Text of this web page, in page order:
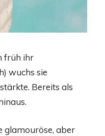
früh ihr
wuchs sie
Bereits als
glamouröse, aber